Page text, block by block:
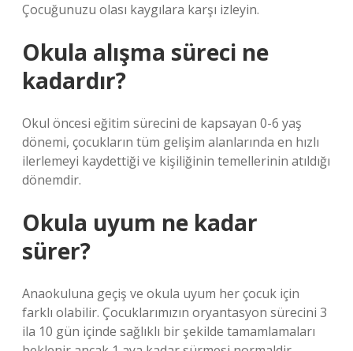
Çocuğunuzu olası kaygılara karşı izleyin.
Okula alışma süreci ne
kadardır?
Okul öncesi eğitim sürecini de kapsayan 0-6 yaş
dönemi, çocukların tüm gelişim alanlarında en hızlı
ilerlemeyi kaydettiği ve kişiliğinin temellerinin atıldığı
dönemdir.
Okula uyum ne kadar
sürer?
Anaokuluna geçiş ve okula uyum her çocuk için
farklı olabilir. Çocuklarımızın oryantasyon sürecini 3
ila 10 gün içinde sağlıklı bir şekilde tamamlamaları